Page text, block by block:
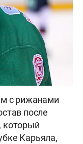
с рижанами
после
который
Карьяла,